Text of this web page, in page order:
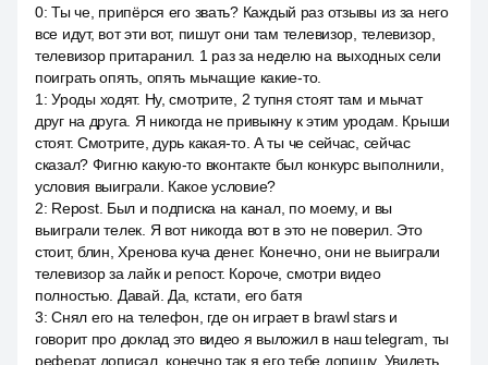
0:Ты че, припёрся его звать? Каждый раз отзывы из за него
все идут, вот эти вот, пишут они там телевизор, телевизор,
телевизор притаранил. 1 раз за неделю на выходных сели
поиграть опять, опять мычащие какие-то.
1 :Уроды ходят. Ну, смотрите, 2 тупня стоят там и мычат
друг на друга. Я никогда не привыкну к этим уродам. Крыши
стоят. Смотрите, дурь какая-то. А ты че сейчас, сейчас
сказал? Фигню какую-то вконтакте был конкурс выполнили,
условия выиграли. Какое условие?
2: Repost. Был и подписка на канал, по моему, и вы
выиграли телек. Я вот никогда вот в это не поверил. Это
стоит, блин, Хренова куча денег. Конечно, они не выиграли
телевизор за лайк и репост. Короче, смотри видео
полностью. Давай. Да, кстати, его батя
3:Снял его на телефон, где он играет в brawl stars и
говорит про доклад это видео я выложил в наш telegram, ты
реферат дописал, конечно так я его тебе допишу. Увидеть